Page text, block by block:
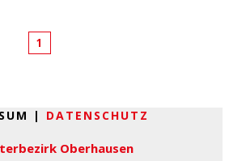
1
| DATENSCHUTZ
Oberhausen